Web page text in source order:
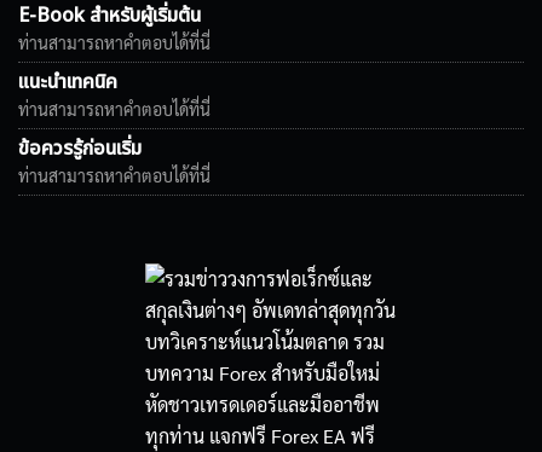
E-Book สำหรับผู้เริ่มต้น
ท่านสามารถหาคำตอบได้ที่นี่
แนะนำเทคนิค
ท่านสามารถหาคำตอบได้ที่นี่
ข้อควรรู้ก่อนเริ่ม
ท่านสามารถหาคำตอบได้ที่นี่